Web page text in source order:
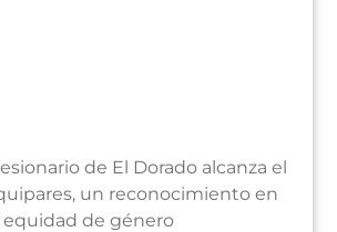
de El Dorado alcanza el
un reconocimiento en
equidad de género